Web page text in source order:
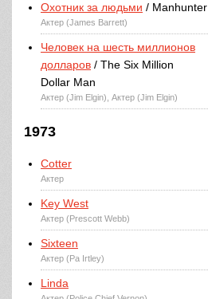
Охотник за людьми / Manhunter
Актер (James Barrett)
Человек на шесть миллионов
долларов / The Six Million
Dollar Man
Актер (Jim Elgin), Актер (Jim Elgin)
1973
Cotter
Актер
Key West
Актер (Prescott Webb)
Sixteen
Актер (Pa Irtley)
Linda